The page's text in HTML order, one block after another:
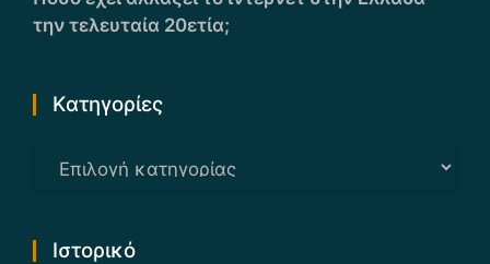
την τελευταία 20ετία;
Kατηγορίες
Kατηγορίες
Ιστορικό